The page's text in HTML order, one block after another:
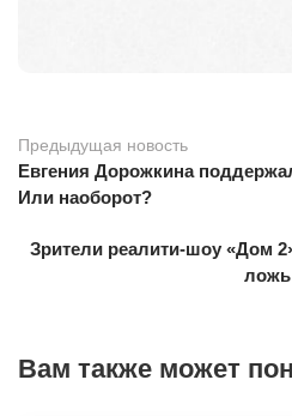
Предыдущая новость
Евгения Дорожкина
Или наоборот?
Зрители реалити-шоу «Дом
Вам также может